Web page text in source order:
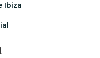
Ibiza